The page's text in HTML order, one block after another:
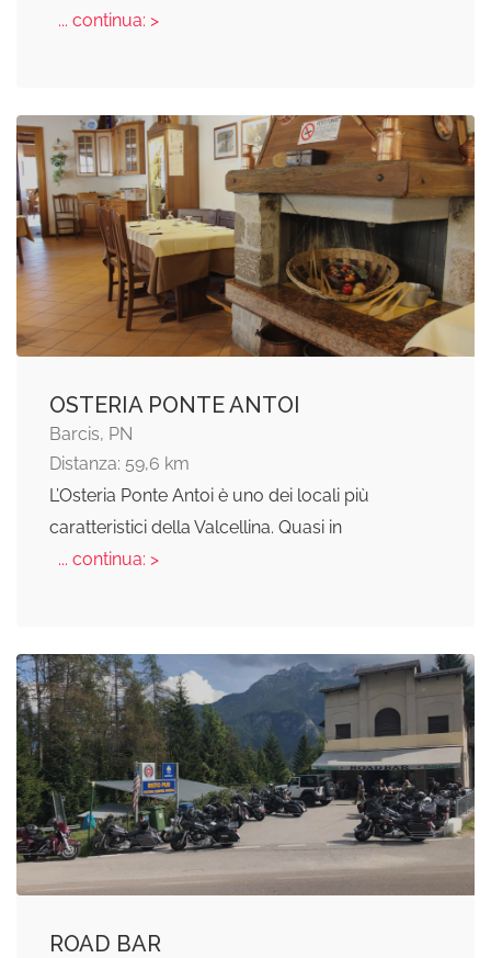
... continua: >
OSTERIA PONTE ANTOI
Barcis, PN
Distanza: 59,6 km
L’Osteria Ponte Antoi è uno dei locali più
caratteristici della Valcellina. Quasi in
... continua: >
ROAD BAR